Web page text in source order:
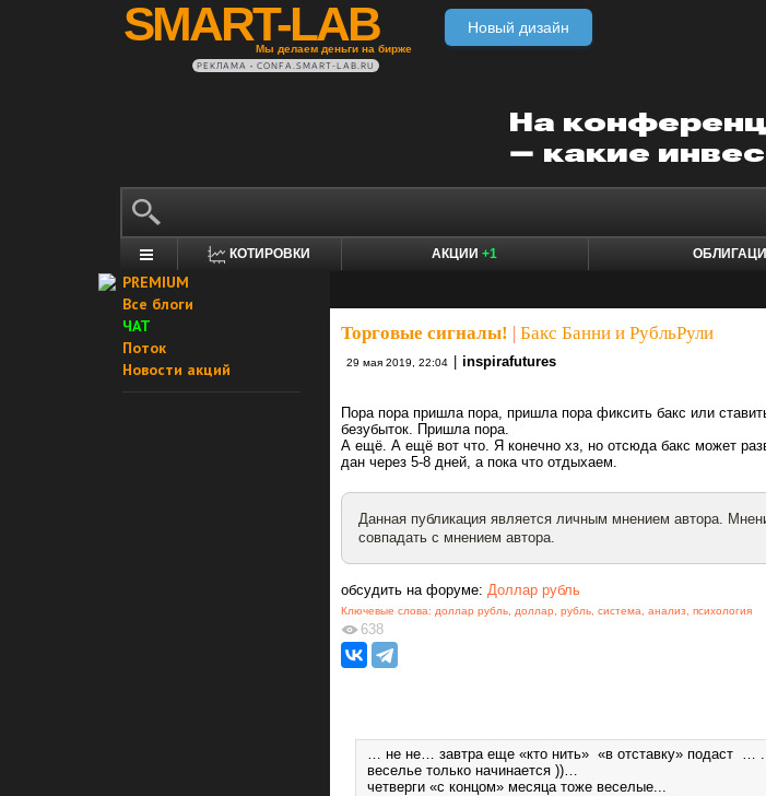
SMART-LAB
Мы делаем деньги на бирже
Новый дизайн
РЕКЛАМА • CONFA.SMART-LAB.RU
КОТИРОВКИ АКЦИИ +1
PREMIUM
Все блоги
ЧАТ
Поток
Новости акций
Торговые сигналы! Бакс Банни и РубльРули
29 мая 2019, 22:04 inspirafutures
Пора пора пришла пора, пришла пора фиксить бакс или
безубыток. Пришла пора.
А ещё. А ещё вот что. Я конечно хз, но отсюда бакс может
дан через 5-8 дней, а пока что отдыхаем.
Данная публикация является личным мнением автора.
совпадать с мнением автора.
обсудить на форуме: Доллар рубль
Ключевые слова: доллар рубль доллар рубль система анализ психология
638
… не не… завтра еще «кто нить» «в отставку» подаст … .
веселье только начинается ))…
четверги «с концом» месяца тоже веселые...